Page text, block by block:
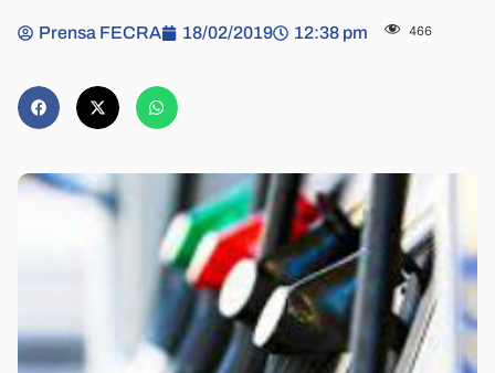
Prensa FECRA 18/02/2019 12:38 pm 466